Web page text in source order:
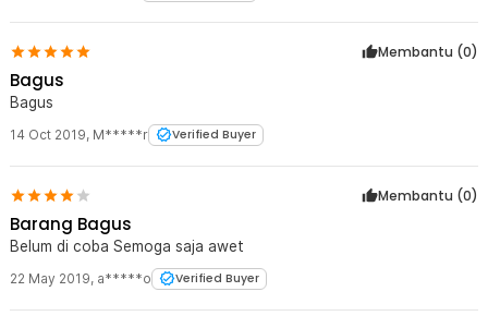
Membantu (0)
Bagus
Bagus
14 Oct 2019, M*****r Verified Buyer
Membantu (0)
Barang Bagus
Belum di coba Semoga saja awet
22 May 2019, a*****o Verified Buyer